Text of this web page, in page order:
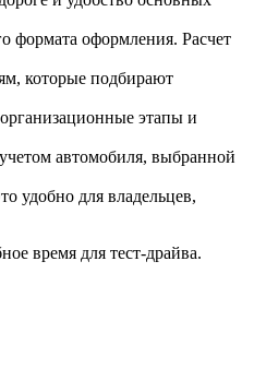
формата оформления. Расчет
которые подбирают
этапы и
автомобиля, выбранной
удобно для владельцев,
время для тест-драйва.